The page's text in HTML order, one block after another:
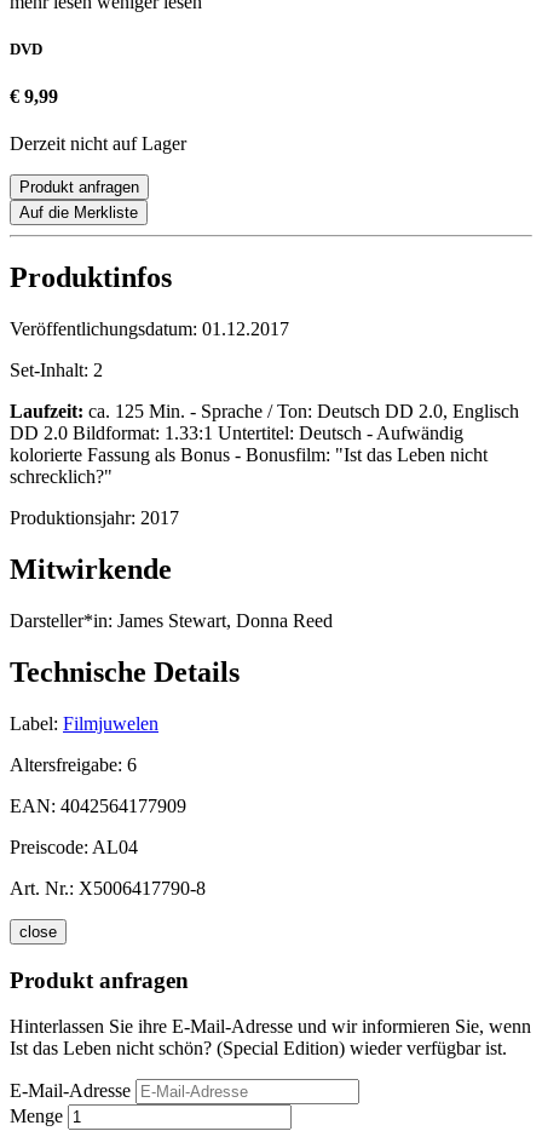
DVD
€ 9,99
Derzeit nicht auf Lager
Produkt anfragen
Auf die Merkliste
Produktinfos
Veröffentlichungsdatum: 01.12.2017
Set-Inhalt: 2
Laufzeit: ca. 125 Min. - Sprache / Ton: Deutsch DD 2.0, Englisch
DD 2.0 Bildformat: 1.33:1 Untertitel: Deutsch - Aufwändig
kolorierte Fassung als Bonus - Bonusfilm: "Ist das Leben nicht
schrecklich?"
Produktionsjahr: 2017
Mitwirkende
Darsteller*in: James Stewart, Donna Reed
Technische Details
Label: Filmjuwelen
Altersfreigabe: 6
EAN: 4042564177909
Preiscode: AL04
Art. Nr.: X5006417790-8
close
Produkt anfragen
Hinterlassen Sie ihre E-Mail-Adresse und wir informieren Sie, wenn
Ist das Leben nicht schön? (Special Edition) wieder verfügbar ist.
E-Mail-Adresse
Menge